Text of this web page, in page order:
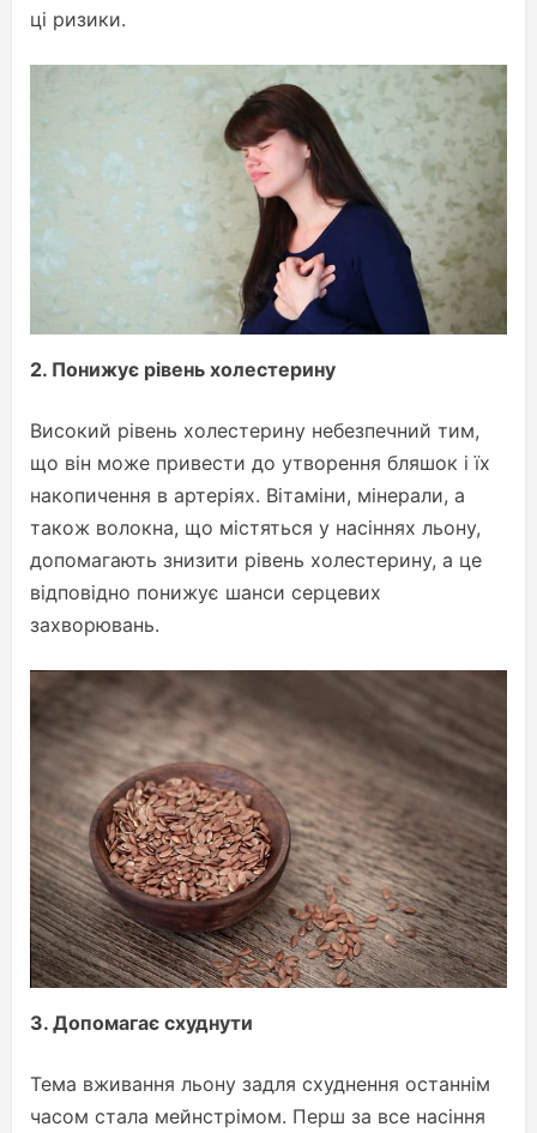
ці ризики.
2. Понижує рівень холестерину
Високий рівень холестерину небезпечний тим,
що він може привести до утворення бляшок і їх
накопичення в артеріях. Вітаміни, мінерали, а
також волокна, що містяться у насіннях льону,
допомагають знизити рівень холестерину, а це
відповідно понижує шанси серцевих
захворювань.
3. Допомагає схуднути
Тема вживання льону задля схуднення останнім
часом стала мейнстрімом. Перш за все насіння